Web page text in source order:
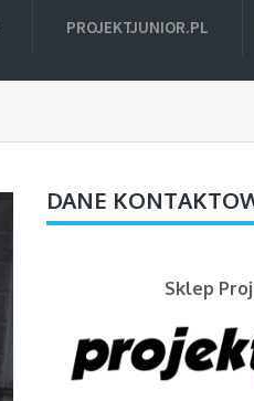
PROJEKTJUNIOR.PL
DANE
Sklep